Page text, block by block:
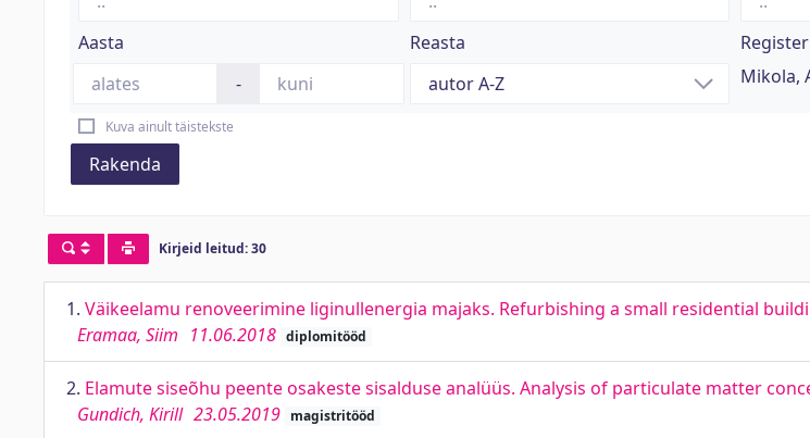
Aasta
-
Reasta
Register
Mikola,
Kuva ainult täistekste
Rakenda
Kirjeid leitud: 30
1. Väikeelamu renoveerimine liginullenergia majaks. Refurbishing a small residential
Eramaa, Siim 11.06.2018 diplomitööd
2. Elamute siseõhu peente osakeste sisalduse analüüs. Analysis of particulate matter
Gundich, Kirill 23.05.2019 magistritööd